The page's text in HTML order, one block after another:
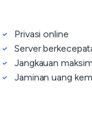
Privasi online
Server
Jangkauan
Jaminan uang